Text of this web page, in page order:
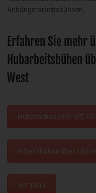
Anhängerarbeitsbühnen.
Erfahren Sie mehr
Hubarbeitsbühen
West
Hubarbeitsbühne WT
Arbeitsbühne über 100 m
WT 1000